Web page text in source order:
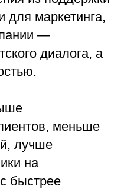
для маркетинга,
—
диалога, а
меньше
лучше
на
быстрее